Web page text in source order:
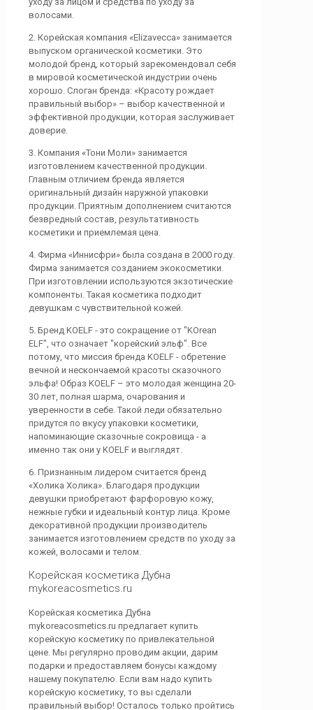
волосами.
2. Корейская компания «Elizavecca» занимается
выпуском органической косметики. Это
молодой бренд, который зарекомендовал себя
в мировой косметической индустрии очень
хорошо. Слоган бренда: «Красоту рождает
правильный выбор» – выбор качественной и
эффективной продукции, которая заслуживает
доверие.
3. Компания «Тони Моли» занимается
изготовлением качественной продукции.
Главным отличием бренда является
оригинальный дизайн наружной упаковки
продукции. Приятным дополнением считаются
безвредный состав, результативность
косметики и приемлемая цена.
4. Фирма «Иннисфри» была создана в 2000 году.
Фирма занимается созданием экокосметики.
При изготовлении используются экзотические
компоненты. Такая косметика подходит
девушкам с чувствительной кожей.
5. Бренд KOELF - это сокращение от "KOrean
ELF", что означает "корейский эльф". Все
потому, что миссия бренда KOELF - обретение
вечной и нескончаемой красоты сказочного
эльфа! Образ KOELF – это молодая женщина 20-
30 лет, полная шарма, очарования и
уверенности в себе. Такой леди обязательно
придутся по вкусу упаковки косметики,
напоминающие сказочные сокровища - а
именно так они у KOELF и выглядят.
6. Признанным лидером считается бренд
«Холика Холика». Благодаря продукции
девушки приобретают фарфоровую кожу,
нежные губки и идеальный контур лица. Кроме
декоративной продукции производитель
занимается изготовлением средств по уходу за
кожей, волосами и телом.
Корейская косметика Дубна
mykoreacosmetics.ru
Корейская косметика Дубна
mykoreacosmetics.ru предлагает купить
корейскую косметику по привлекательной
цене. Мы регулярно проводим акции, дарим
подарки и предоставляем бонусы каждому
нашему покупателю. Если вам надо купить
корейскую косметику, то вы сделали
правильный выбор! Осталось только пройтись